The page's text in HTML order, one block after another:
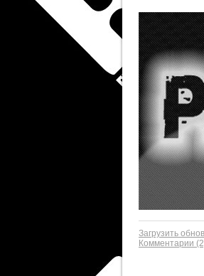
Загрузить
Комментарии